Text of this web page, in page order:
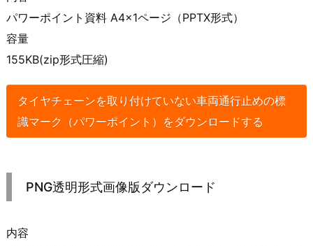
パワーポイント資料 A4×1ページ（PPTX形式）
容量
155KB(zip形式圧縮)
タイヤチェーンを取り付けていない車両通行止めの標
識マーク（パワーポイント）をダウンロードする
PNG透明形式画像版ダウンロード
内容